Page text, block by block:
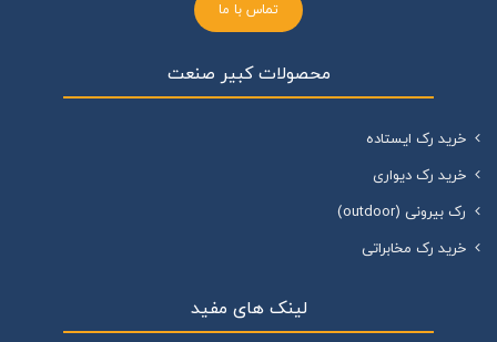
تماس با ما
محصولات کبیر صنعت
خرید رک ایستاده
خرید رک دیواری
رک بیرونی (outdoor)
خرید رک مخابراتی
لینک های مفید